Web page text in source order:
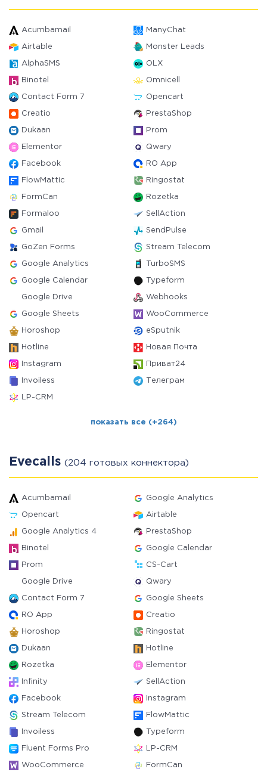
Acumbamail ManyChat
Airtable Monster Leads
AlphaSMS OLX
Binotel Omnicell
Contact Form 7 Opencart
Creatio PrestaShop
Dukaan Prom
Elementor Qwary
Facebook RO App
FlowMattic Ringostat
FormCan Rozetka
Formaloo SellAction
Gmail SendPulse
GoZen Forms Stream Telecom
Google Analytics TurboSMS
Google Calendar Typeform
Google Drive Webhooks
Google Sheets WooCommerce
Horoshop eSputnik
Hotline Новая Почта
Instagram Приват24
Invoiless Телеграм
LP-CRM
показать все (+264)
Evecalls (204 готовых коннектора)
Acumbamail Google Analytics
Opencart Airtable
Google Analytics 4 PrestaShop
Binotel Google Calendar
Prom CS-Cart
Google Drive Qwary
Contact Form 7 Google Sheets
RO App Creatio
Horoshop Ringostat
Dukaan Hotline
Rozetka Elementor
Infinity SellAction
Facebook Instagram
Stream Telecom FlowMattic
Invoiless Typeform
Fluent Forms Pro LP-CRM
WooCommerce FormCan